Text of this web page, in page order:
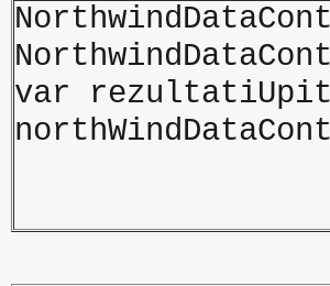
var
where